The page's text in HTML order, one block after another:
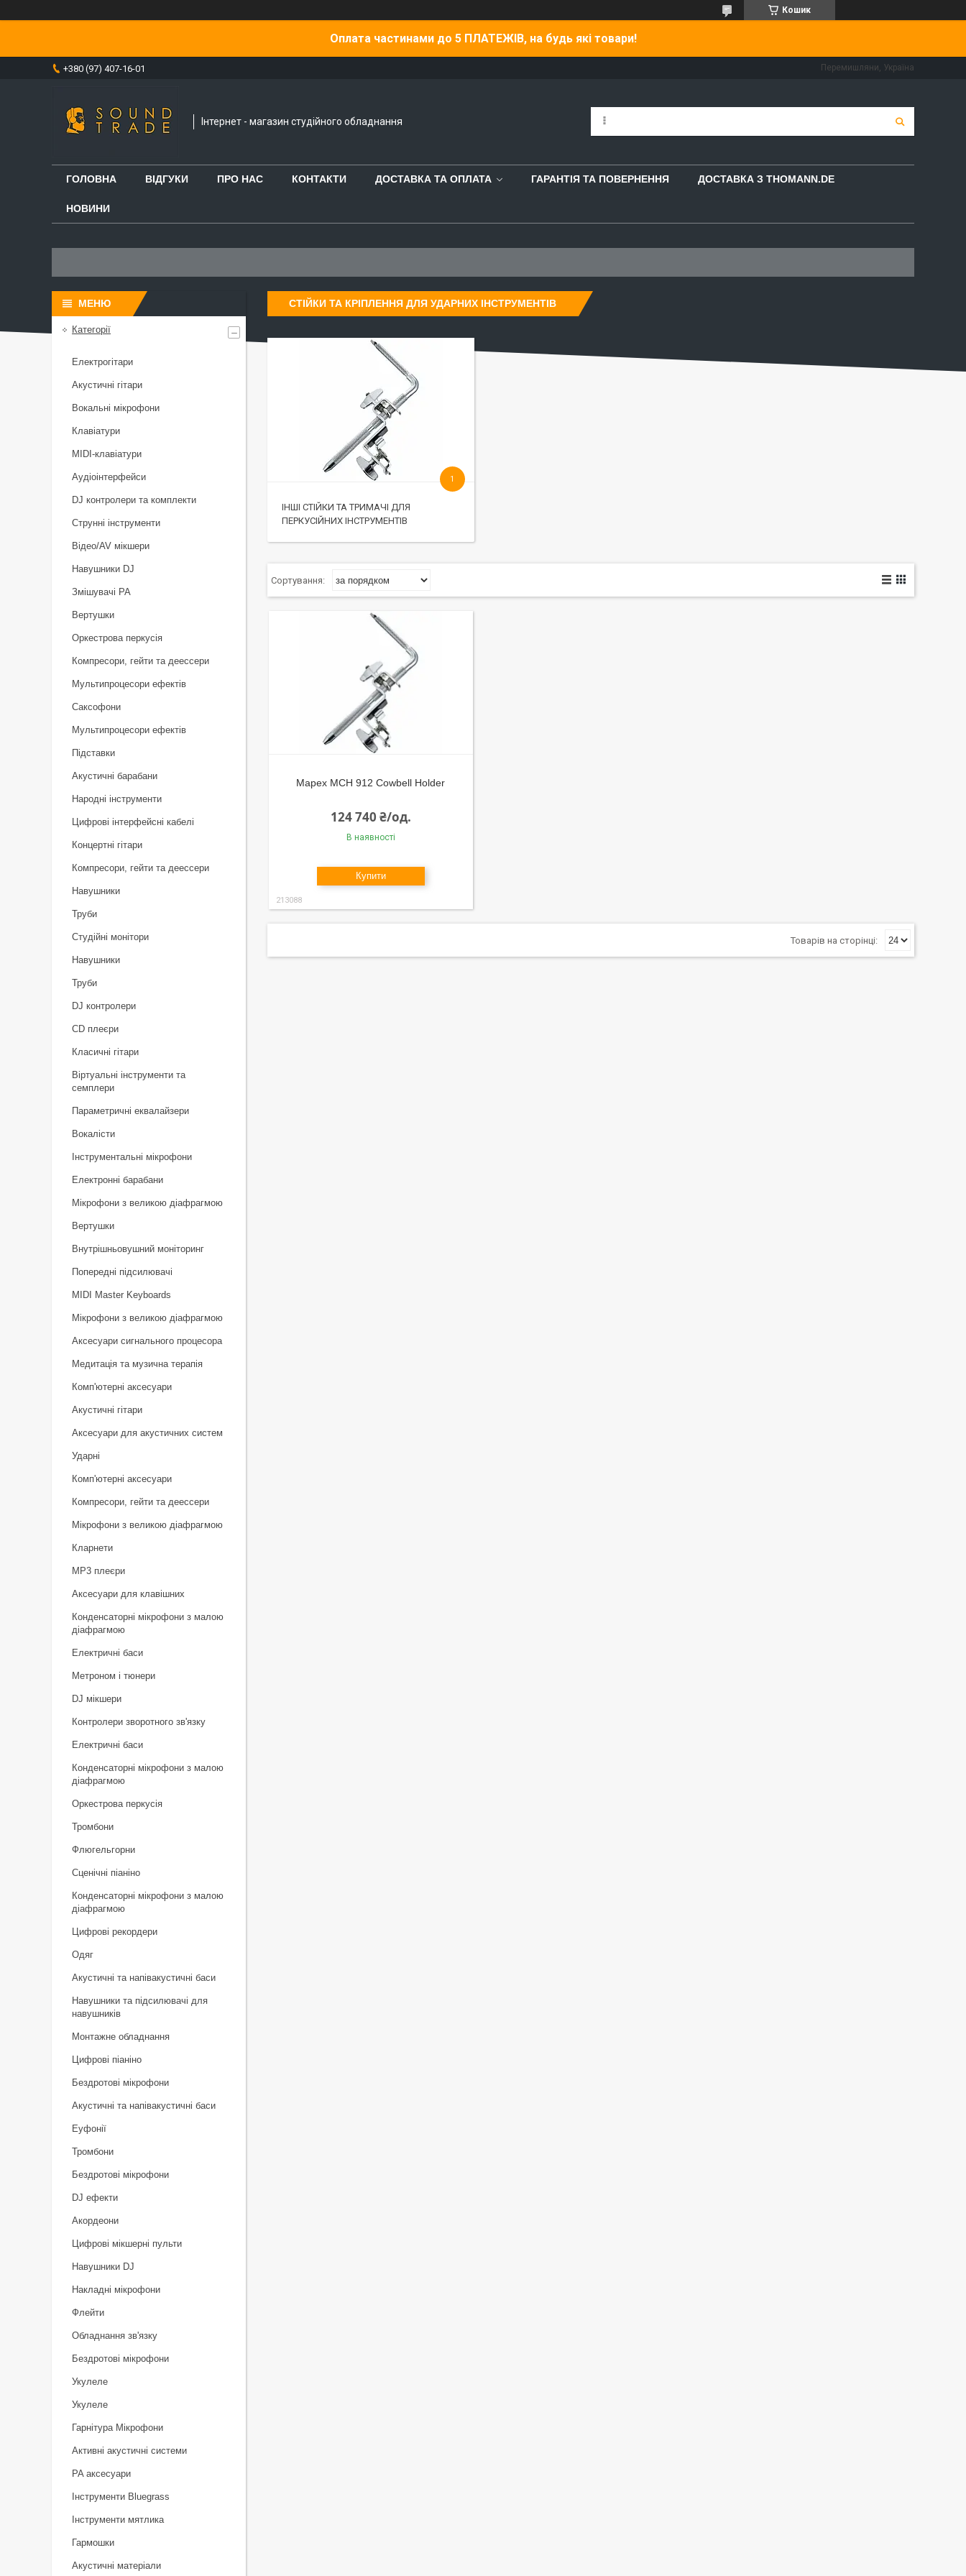
Кошик
Оплата частинами до 5 ПЛАТЕЖІВ, на будь які товари!
+380 (97) 407-16-01 Перемишляни, Україна
Інтернет - магазин студійного обладнання
ГОЛОВНА ВІДГУКИ ПРО НАС КОНТАКТИ ДОСТАВКА ТА ОПЛАТА ГАРАНТІЯ ТА ПОВЕРНЕННЯ ДОСТАВКА З THOMANN.DE
НОВИНИ
СТІЙКИ ТА КРІПЛЕННЯ ДЛЯ УДАРНИХ ІНСТРУМЕНТІВ
ІНШІ СТІЙКИ ТА ТРИМАЧІ ДЛЯ
ПЕРКУСІЙНИХ ІНСТРУМЕНТІВ
1
Mapex MCH 912 Cowbell Holder
124 740 ₴/од.
В наявності
Купити
213088
Категорії
Електрогітари
Акустичні гітари
Вокальні мікрофони
Клавіатури
MIDI-клавіатури
Аудіоінтерфейси
DJ контролери та комплекти
Струнні інструменти
Відео/AV мікшери
Навушники DJ
Змішувачі PA
Вертушки
Оркестрова перкусія
Компресори, гейти та деессери
Мультипроцесори ефектів
Саксофони
Мультипроцесори ефектів
Підставки
Акустичні барабани
Народні інструменти
Цифрові інтерфейсні кабелі
Концертні гітари
Компресори, гейти та деессери
Навушники
Труби
Студійні монітори
Навушники
Труби
DJ контролери
CD плеєри
Класичні гітари
Віртуальні інструменти та
семплери
Параметричні еквалайзери
Вокалісти
Інструментальні мікрофони
Електронні барабани
Мікрофони з великою діафрагмою
Вертушки
Внутрішньовушний моніторинг
Попередні підсилювачі
MIDI Master Keyboards
Мікрофони з великою діафрагмою
Аксесуари сигнального процесора
Медитація та музична терапія
Комп'ютерні аксесуари
Акустичні гітари
Аксесуари для акустичних систем
Ударні
Комп'ютерні аксесуари
Компресори, гейти та деессери
Мікрофони з великою діафрагмою
Кларнети
MP3 плеєри
Аксесуари для клавішних
Конденсаторні мікрофони з малою
діафрагмою
Електричні баси
Метроном і тюнери
DJ мікшери
Контролери зворотного зв'язку
Електричні баси
Конденсаторні мікрофони з малою
діафрагмою
Оркестрова перкусія
Тромбони
Флюгельгорни
Сценічні піаніно
Конденсаторні мікрофони з малою
діафрагмою
Цифрові рекордери
Одяг
Акустичні та напівакустичні баси
Навушники та підсилювачі для
навушників
Монтажне обладнання
Цифрові піаніно
Бездротові мікрофони
Акустичні та напівакустичні баси
Еуфонії
Тромбони
Бездротові мікрофони
DJ ефекти
Акордеони
Цифрові мікшерні пульти
Навушники DJ
Накладні мікрофони
Флейти
Обладнання зв'язку
Бездротові мікрофони
Укулеле
Укулеле
Гарнітура Мікрофони
Активні акустичні системи
PA аксесуари
Інструменти Bluegrass
Інструменти мятлика
Гармошки
Акустичні матеріали